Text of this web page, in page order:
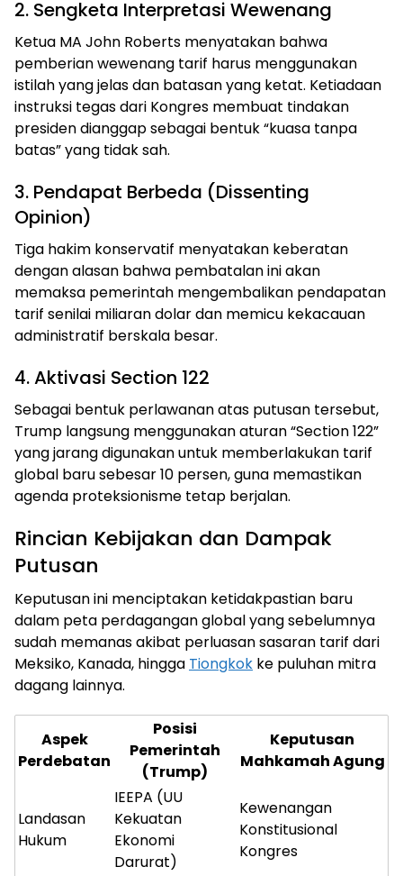
2. Sengketa Interpretasi Wewenang
Ketua MA John Roberts menyatakan bahwa
pemberian wewenang tarif harus menggunakan
istilah yang jelas dan batasan yang ketat. Ketiadaan
instruksi tegas dari Kongres membuat tindakan
presiden dianggap sebagai bentuk “kuasa tanpa
batas” yang tidak sah.
3. Pendapat Berbeda (Dissenting
Opinion)
Tiga hakim konservatif menyatakan keberatan
dengan alasan bahwa pembatalan ini akan
memaksa pemerintah mengembalikan pendapatan
tarif senilai miliaran dolar dan memicu kekacauan
administratif berskala besar.
4. Aktivasi Section 122
Sebagai bentuk perlawanan atas putusan tersebut,
Trump langsung menggunakan aturan “Section 122”
yang jarang digunakan untuk memberlakukan tarif
global baru sebesar 10 persen, guna memastikan
agenda proteksionisme tetap berjalan.
Rincian Kebijakan dan Dampak
Putusan
Keputusan ini menciptakan ketidakpastian baru
dalam peta perdagangan global yang sebelumnya
sudah memanas akibat perluasan sasaran tarif dari
Meksiko, Kanada, hingga Tiongkok ke puluhan mitra
dagang lainnya.
Aspek
Perdebatan
Posisi
Pemerintah
(Trump)
Keputusan
Mahkamah Agung
Landasan
Hukum
IEEPA (UU
Kekuatan
Ekonomi
Darurat)
Kewenangan
Konstitusional
Kongres